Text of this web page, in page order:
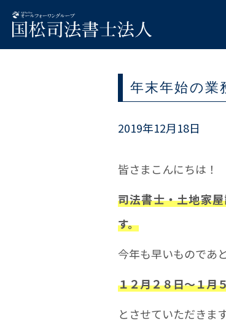
年末年始の業
2019年12月18日
皆さまこんにちは！
司法書士・土地家
す。
今年も早いものであ
１２月２８日～１月
とさせていただきます